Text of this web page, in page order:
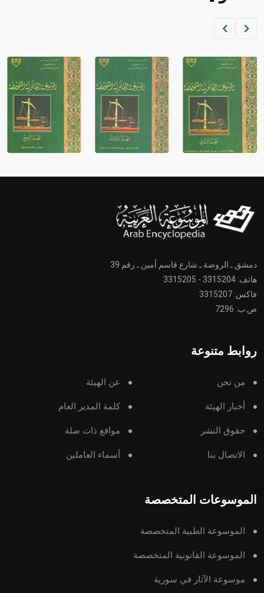
دمشق ـ الروضة ـ شارع قاسم أمين ـ رقم 39
هاتف: 3315204 - 3315205
فاكس: 3315207
ص.ب: 7296
روابط متنوعة
من نحن عن الهيئة
أخبار الهيئة كلمة المدير العام
حقوق النشر مواقع ذات صلة
الاتصال بنا أسماء العاملين
الموسوعات المتخصصة
الموسوعة الطبية المتخصصة
الموسوعة القانونية المتخصصة
موسوعة الآثار في سورية